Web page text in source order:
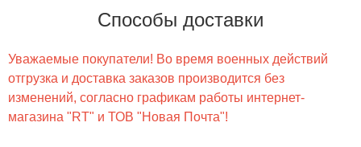
Способы доставки
Уважаемые покупатели! Во время военных действий
отгрузка и доставка заказов производится без
изменений, согласно графикам работы интернет-
магазина "RT" и ТОВ "Новая Почта"!